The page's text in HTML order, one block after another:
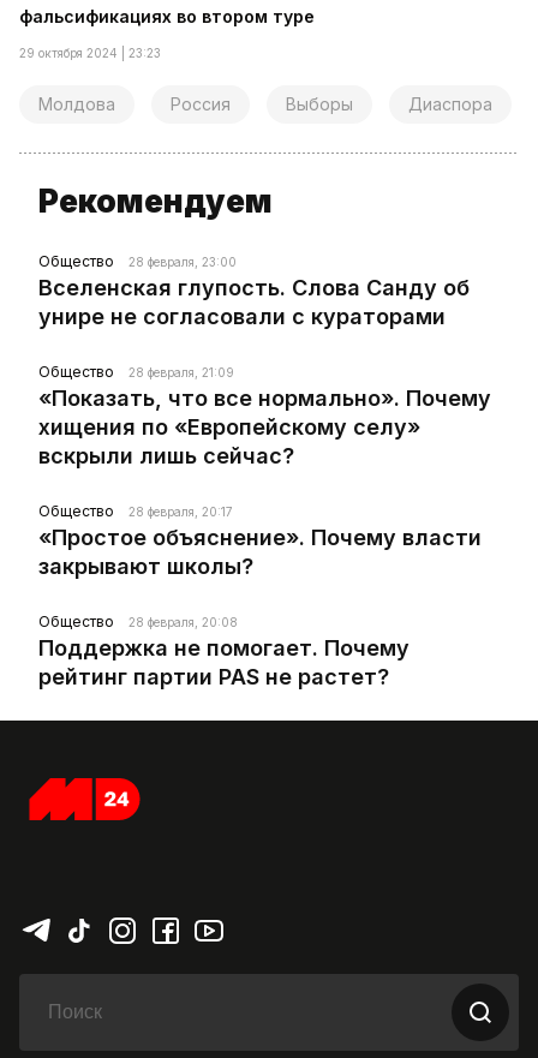
фальсификациях во втором туре
29 октября 2024 | 23:23
Молдова Россия Выборы Диаспора
Рекомендуем
Общество 28 февраля, 23:00
Вселенская глупость. Слова Санду об
унире не согласовали с кураторами
Общество 28 февраля, 21:09
«Показать, что все нормально». Почему
хищения по «Европейскому селу»
вскрыли лишь сейчас?
Общество 28 февраля, 20:17
«Простое объяснение». Почему власти
закрывают школы?
Общество 28 февраля, 20:08
Поддержка не помогает. Почему
рейтинг партии PAS не растет?